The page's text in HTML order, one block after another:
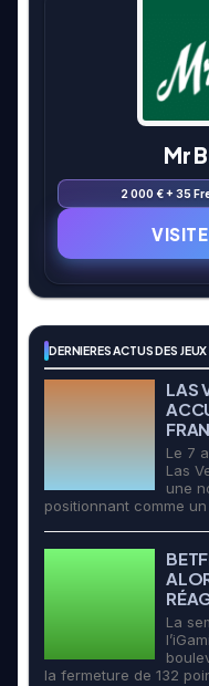
Mr
2 000 € + 35
DERNIERES ACTUS DES
LAS
Le 7
Las
une
positionnant comme
La
la fermeture de 132